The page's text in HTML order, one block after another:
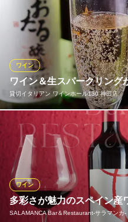
東京都千代田区神田東松下町49
ナチュラルワインございます
ーマンスの良いワイン！！を
のグラスワイン4種、メニュー
ります！ スタッフにお尋ね下
会えるはず！
神田スペインバル ボケリ
スペインバル
ＪＲ神田駅東口・北口 徒歩1
東京都千代田区鍛冶町2-12-8
ワイン＆生スパークリング
貸切イタリアン ワインホール130 神田店
ワイン
豊富に取り揃えているワイン
新しいワインが入荷いたしま
けのお気に入りの一杯をぜひ見
貸切イタリアン ワインホ
イタリア ワイン居酒屋
ＪＲ神田駅北口 徒歩1分
東京都千代田区内神田3-18-8 ナルミ
多彩さが魅力のスペイン産
SALAMANCA Bar＆Restaurant‐サラマンカ‐
ワイン